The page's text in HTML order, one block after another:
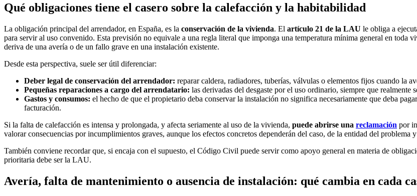
Qué obligaciones tiene el casero sobre la calefacción y la habitabilidad
La obligación principal del arrendador, en España, es la conservación de la vivienda. El artículo 21 de la LAU le obliga a
para servir al uso convenido. Esta previsión no equivale a una regla literal que imponga una temperatura mínima general en toda
deriva de una avería o de un fallo grave en una instalación existente.
Desde esta perspectiva, suele ser útil diferenciar:
Deber legal de conservación del arrendador: reparar caldera, radiadores, tuberías, válvulas o elementos fijos cuando la
Pequeñas reparaciones a cargo del arrendatario: las derivadas del desgaste por el uso ordinario, siempre que
Gastos y consumos: el hecho de que el propietario deba conservar la instalación no significa necesariamente que deba
facturación.
Si la falta de calefacción es intensa y prolongada, y afecta seriamente al uso de la vivienda, puede abrirse una reclamación por
valorar consecuencias por incumplimientos graves, aunque los efectos concretos dependerán del caso, de la entidad del problema
También conviene recordar que, si encaja con el supuesto, el Código Civil puede servir como apoyo general en materia de
prioritaria debe ser la LAU.
Avería, falta de mantenimiento o ausencia de instalación: qué cambia en cada